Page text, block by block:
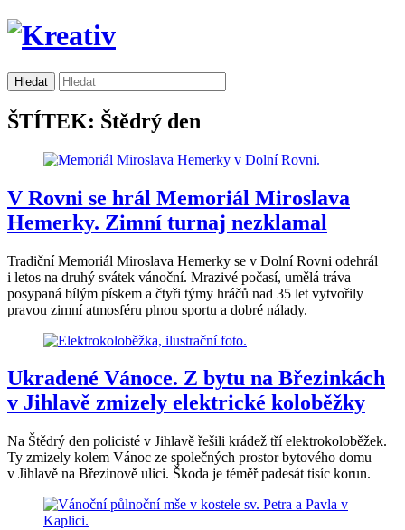
ŠTÍTEK: Štědrý den
V Rovni se hrál Memoriál Miroslava
Hemerky. Zimní turnaj nezklamal
Tradiční Memoriál Miroslava Hemerky se v Dolní Rovni odehrál
i letos na druhý svátek vánoční. Mrazivé počasí, umělá tráva
posypaná bílým pískem a čtyři týmy hráčů nad 35 let vytvořily
pravou zimní atmosféru plnou sportu a dobré nálady.
Ukradené Vánoce. Z bytu na Březinkách
v Jihlavě zmizely elektrické koloběžky
Na Štědrý den policisté v Jihlavě řešili krádež tří elektrokoloběžek.
Ty zmizely kolem Vánoc ze společných prostor bytového domu
v Jihlavě na Březinově ulici. Škoda je téměř padesát tisíc korun.